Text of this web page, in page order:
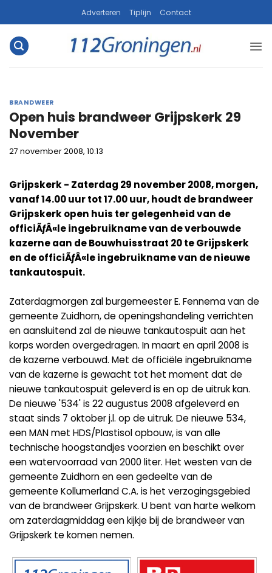
naar
inhoud
Adverteren Tiplijn Contact
BRANDWEER
Open huis brandweer Grijpskerk 29
November
27 november 2008, 10:13
Grijpskerk - Zaterdag 29 november 2008, morgen,
vanaf 14.00 uur tot 17.00 uur, houdt de brandweer
Grijpskerk open huis ter gelegenheid van de
officiÃƒÂ«le ingebruikname van de verbouwde
kazerne aan de Bouwhuisstraat 20 te Grijpskerk
en de officiÃƒÂ«le ingebruikname van de nieuwe
tankautospuit.
Zaterdagmorgen zal burgemeester E. Fennema van de
gemeente Zuidhorn, de openingshandeling verrichten
en aansluitend zal de nieuwe tankautospuit aan het
korps worden overgedragen. In maart en april 2008 is
de kazerne verbouwd. Met de officiële ingebruikname
van de kazerne is gewacht tot het moment dat de
nieuwe tankautospuit geleverd is en op de uitruk kan.
De nieuwe '534' is 22 augustus 2008 afgeleverd en
staat sinds 7 oktober j.l. op de uitruk. De nieuwe 534,
een MAN met HDS/Plastisol opbouw, is van alle
technische hoogstandjes voorzien en beschikt over
een watervoorraad van 2000 liter. Het westen van de
gemeente Zuidhorn en een gedeelte van de
gemeente Kollumerland C.A. is het verzogingsgebied
van de brandweer Grijpskerk. U bent van harte welkom
om zaterdagmiddag een kijkje bij de brandweer van
Grijpskerk te komen nemen.